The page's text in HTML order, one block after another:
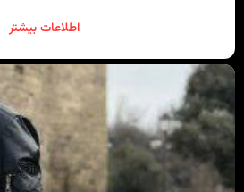
اطلاعات بیشتر